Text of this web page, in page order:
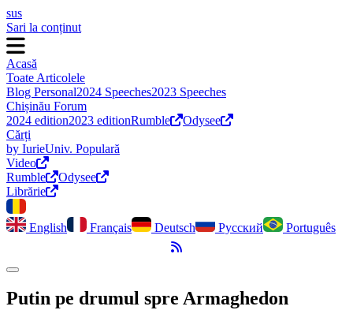
sus
Sari la conținut
Acasă
Toate Articolele
Blog Personal2024 Speeches2023 Speeches
Chișinău Forum
2024 edition2023 editionRumble
Odysee
Cărți
by IurieUniv. Populară
Video
Rumble
Odysee
Librărie
English Français Deutsch Русский
Português
Flux RSS
Comută modul întunecat
Putin pe drumul spre Armaghedon